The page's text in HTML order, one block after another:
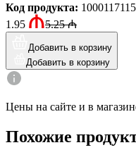
Код продукта: 1000117115
1.95
5.25₼
Добавить в корзину
Добавить в корзину
Цены на сайте и в
Похожие